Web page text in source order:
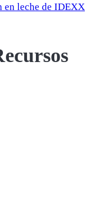
en leche de IDEXX